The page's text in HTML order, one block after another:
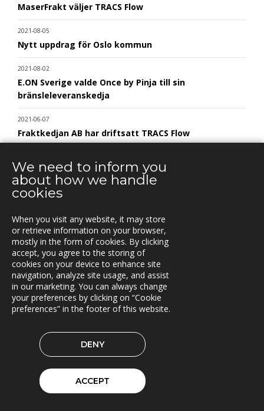
MaserFrakt väljer TRACS Flow
2021-08-05
Nytt uppdrag för Oslo kommun
2021-08-02
E.ON Sverige valde Once by Pinja till sin
bränsleleveranskedja
2021-06-07
Fraktkedjan AB har driftsatt TRACS Flow
Beläggningssystem till Statens vegvesen
2021-04-12
2021-04-06
C-Load - utökat stöd för hållbara transporter
TRACS Flow i drift hos Söderhamns LBC
2021-03-15
2021-03-08
Ny version av TRACS Flow
2021-02-26
Webinar med RoadCloud
We need to inform you
about how we handle
cookies
When you visit any website, it may store
or retrieve information on your browser,
mostly in the form of cookies. By clicking
accept, you agree to the storing of
cookies on your device to enhance site
navigation, analyze site usage, and assist
in our marketing. You can always change
your preferences by clicking on “Cookie
preferences” in the footer of this website.
DENY
ACCEPT